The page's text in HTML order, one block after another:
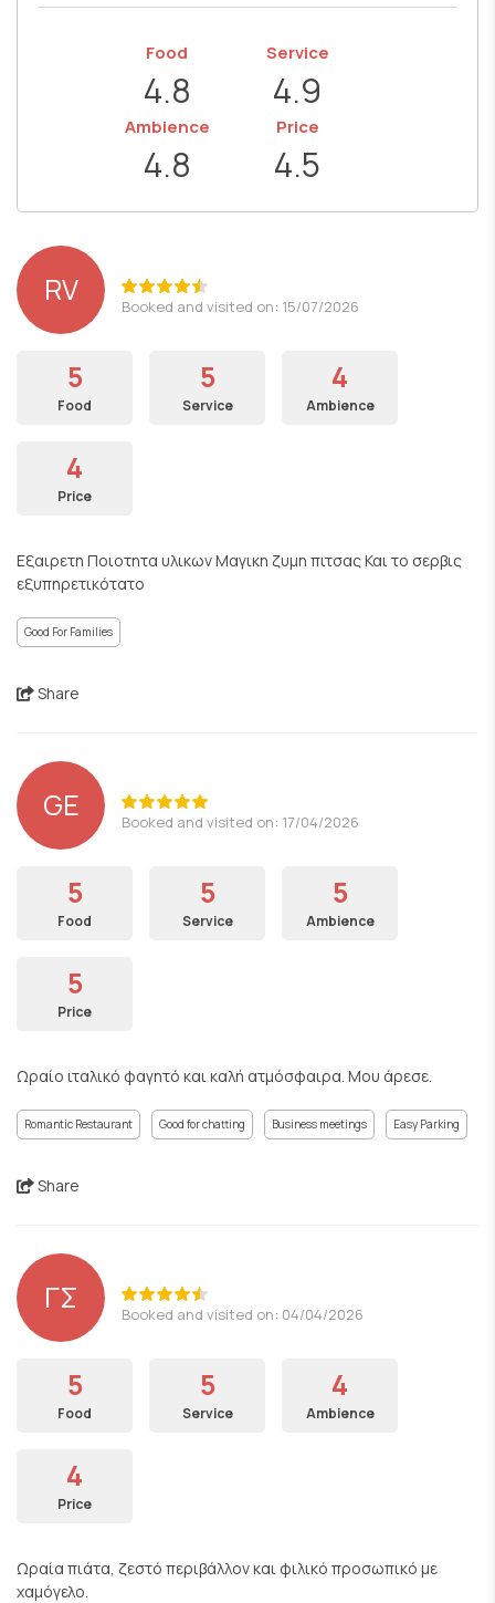
Food
4.8
Service
4.9
Ambience
4.8
Price
4.5
RV Booked and visited on: 15/07/2026
5
Food
5
Service
4
Ambience
4
Price
Εξαιρετη Ποιοτητα υλικων Μαγικη ζυμη πιτσας Και το σερβις
εξυπηρετικότατο
Good For Families
Share
GE Booked and visited on: 17/04/2026
5
Food
5
Service
5
Ambience
5
Price
Ωραίο ιταλικό φαγητό και καλή ατμόσφαιρα. Μου άρεσε.
Romantic Restaurant Good for chatting Business meetings Easy Parking
Share
ΓΣ Booked and visited on: 04/04/2026
5
Food
5
Service
4
Ambience
4
Price
Ωραία πιάτα, ζεστό περιβάλλον και φιλικό προσωπικό με
χαμόγελο.